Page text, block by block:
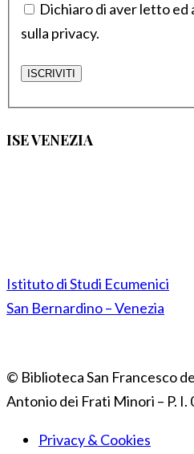
Dichiaro di aver letto
sulla privacy.
ISE VENEZIA
Istituto di Studi Ecumenici
San Bernardino – Venezia
© Biblioteca San Francesco
Antonio dei Frati Minori – P.
Privacy & Cookies